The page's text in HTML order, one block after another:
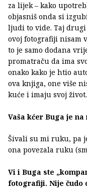
za lijek – kako
objasniš onda si
ljudi to vide. Taj drugi
ovoj fotografiji nisam
to je samo dodana
promatraču da ima
onako kako je htio
ova knjiga, one više
kuće i imaju svoj život.
Vaša kćer Buga je
Šivali su mi ruku, pa
ona povezala ruku
Vi i Buga ste
fotografiji. Nije čudo